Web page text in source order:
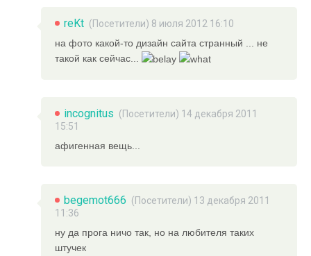
reKt (Посетители) 8 июля 2012 16:10
на фото какой-то дизайн сайта странный ... не
такой как сейчас...
incognitus (Посетители) 14 декабря 2011
15:51
афигенная вещь...
begemot666 (Посетители) 13 декабря 2011
11:36
ну да прога ничо так, но на любителя таких
штучек